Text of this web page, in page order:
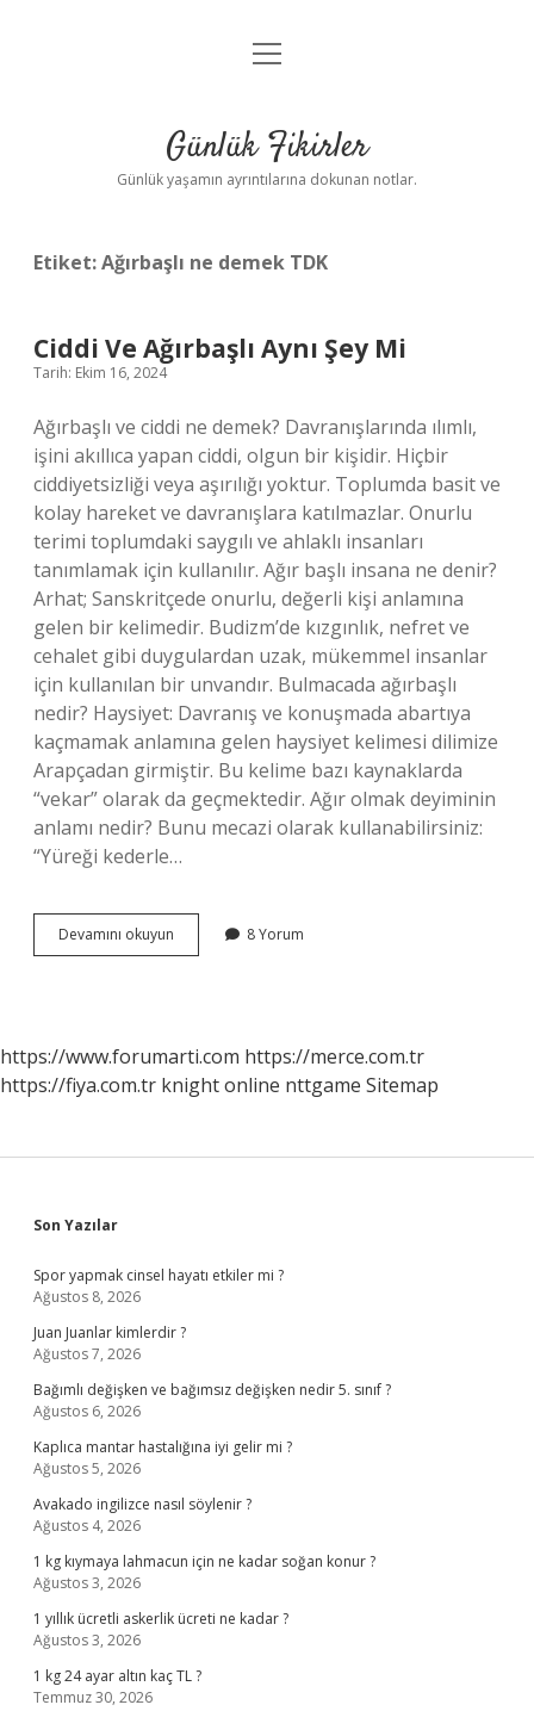
Anasayfa
Yasal Uyarı
menüyü
Günlük Fikirler
Günlük yaşamın ayrıntılarına dokunan notlar.
Etiket:Ağırbaşlı ne demek TDK
Ciddi Ve Ağırbaşlı Aynı Şey Mi
Tarih: Ekim 16, 2024
Ağırbaşlı ve ciddi ne demek? Davranışlarında ılımlı,
işini akıllıca yapan ciddi, olgun bir kişidir. Hiçbir
ciddiyetsizliği veya aşırılığı yoktur. Toplumda basit ve
kolay hareket ve davranışlara katılmazlar. Onurlu
terimi toplumdaki saygılı ve ahlaklı insanları
tanımlamak için kullanılır. Ağır başlı insana ne denir?
Arhat; Sanskritçede onurlu, değerli kişi anlamına
gelen bir kelimedir. Budizm’de kızgınlık, nefret ve
cehalet gibi duygulardan uzak, mükemmel insanlar
için kullanılan bir unvandır. Bulmacada ağırbaşlı
nedir? Haysiyet: Davranış ve konuşmada abartıya
kaçmamak anlamına gelen haysiyet kelimesi dilimize
Arapçadan girmiştir. Bu kelime bazı kaynaklarda
“vekar” olarak da geçmektedir. Ağır olmak deyiminin
anlamı nedir? Bunu mecazi olarak kullanabilirsiniz:
“Yüreği kederle…
Devamını okuyun
Ve
8 Yorum
https://www.forumarti.com https://merce.com.tr
https://fiya.com.tr knight online nttgame Sitemap
Sidebar
Son Yazılar
Spor yapmak cinsel hayatı etkiler mi ?
Ağustos 8, 2026
Juan Juanlar kimlerdir ?
Ağustos 7, 2026
Bağımlı değişken ve bağımsız değişken nedir 5. sınıf ?
Ağustos 6, 2026
Kaplıca mantar hastalığına iyi gelir mi ?
Ağustos 5, 2026
Avakado ingilizce nasıl söylenir ?
Ağustos 4, 2026
1 kg kıymaya lahmacun için ne kadar soğan konur ?
Ağustos 3, 2026
1 yıllık ücretli askerlik ücreti ne kadar ?
Ağustos 3, 2026
1 kg 24 ayar altın kaç TL ?
Temmuz 30, 2026